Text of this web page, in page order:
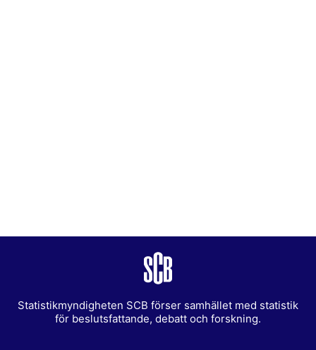
Statistikmyndigheten SCB förser samhället med statistik
för beslutsfattande, debatt och forskning.